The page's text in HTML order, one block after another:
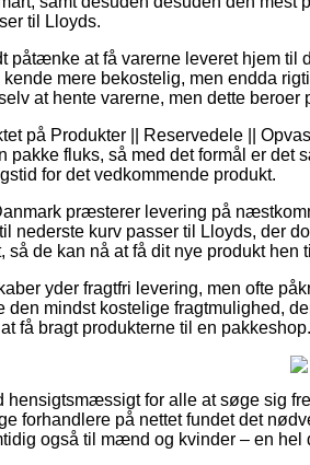
til Lloyds.
påtænke at få varerne leveret hjem
mere bekostelig, men endda
at hente varerne, men dette
på Produkter || Reservedele ||
pakke fluks, så med det formål er
for det vedkommende produkt.
præsterer levering på
nederste kurv passer til Lloyds, der
så de kan nå at få dit nye produkt
yder fragtfri levering, men ofte
den mindst kostelige fragtmulighed,
få bragt produkterne til en pakkeshop.
hensigtsmæssigt for alle at søge sig
forhandlere på nettet fundet det
også til mænd og kvinder – en